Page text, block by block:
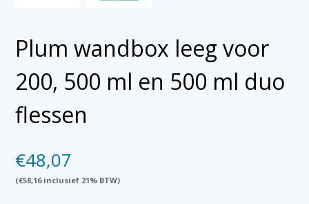
Plum wandbox leeg voor
200, 500 ml en 500 ml duo
flessen
€48,07
(€58,16inclusief 21% BTW)